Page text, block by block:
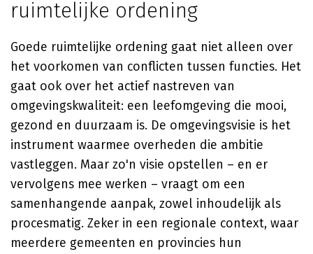
ruimtelijke ordening
Goede ruimtelijke ordening gaat niet alleen over
het voorkomen van conflicten tussen functies. Het
gaat ook over het actief nastreven van
omgevingskwaliteit: een leefomgeving die mooi,
gezond en duurzaam is. De omgevingsvisie is het
instrument waarmee overheden die ambitie
vastleggen. Maar zo'n visie opstellen – en er
vervolgens mee werken – vraagt om een
samenhangende aanpak, zowel inhoudelijk als
procesmatig. Zeker in een regionale context, waar
meerdere gemeenten en provincies hun